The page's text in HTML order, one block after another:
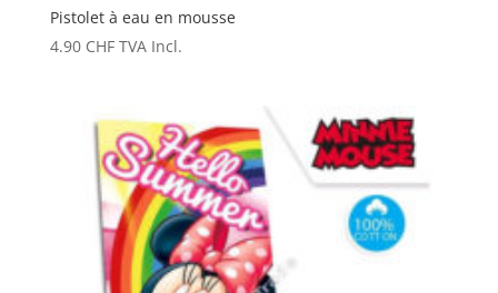
Pistolet à eau en mousse
4.90 CHF TVA Incl.